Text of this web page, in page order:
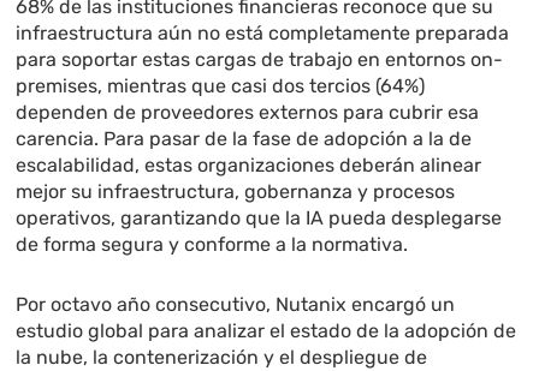
68% de las instituciones financieras reconoce que su
infraestructura aún no está completamente preparada
para soportar estas cargas de trabajo en entornos on-
premises, mientras que casi dos tercios (64%)
dependen de proveedores externos para cubrir esa
carencia. Para pasar de la fase de adopción a la de
escalabilidad, estas organizaciones deberán alinear
mejor su infraestructura, gobernanza y procesos
operativos, garantizando que la IA pueda desplegarse
de forma segura y conforme a la normativa.
Por octavo año consecutivo, Nutanix encargó un
estudio global para analizar el estado de la adopción de
la nube, la contenerización y el despliegue de